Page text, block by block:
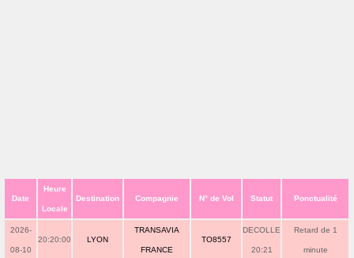
Date
Heure
Locale
Destination Compagnie N° de Vol Statut Ponctualité
2026-
08-10
20:20:00 LYON
TRANSAVIA
FRANCE
TO8557
DECOLLE
20:21
Retard de 1
minute